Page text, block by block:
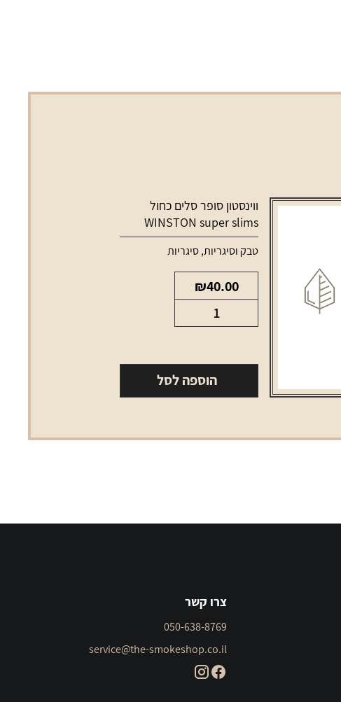
ווינסטון סופר סלים כחול
WINSTON super slims
blue
טבק וסיגריות,סיגריות
₪40.00
של
סופר
super
הוספה לסל
צרו קשר
050-638-8769
service@the-smokeshop.co.il